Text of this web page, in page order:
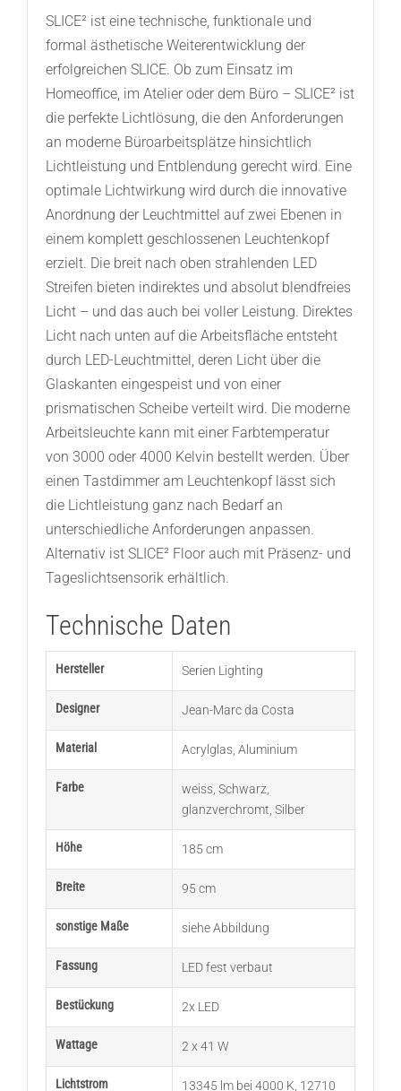
SLICE² ist eine technische, funktionale und
formal ästhetische Weiterentwicklung der
erfolgreichen SLICE. Ob zum Einsatz im
Homeoffice, im Atelier oder dem Büro – SLICE² ist
die perfekte Lichtlösung, die den Anforderungen
an moderne Büroarbeitsplätze hinsichtlich
Lichtleistung und Entblendung gerecht wird. Eine
optimale Lichtwirkung wird durch die innovative
Anordnung der Leuchtmittel auf zwei Ebenen in
einem komplett geschlossenen Leuchtenkopf
erzielt. Die breit nach oben strahlenden LED
Streifen bieten indirektes und absolut blendfreies
Licht – und das auch bei voller Leistung. Direktes
Licht nach unten auf die Arbeitsfläche entsteht
durch LED-Leuchtmittel, deren Licht über die
Glaskanten eingespeist und von einer
prismatischen Scheibe verteilt wird. Die moderne
Arbeitsleuchte kann mit einer Farbtemperatur
von 3000 oder 4000 Kelvin bestellt werden. Über
einen Tastdimmer am Leuchtenkopf lässt sich
die Lichtleistung ganz nach Bedarf an
unterschiedliche Anforderungen anpassen.
Alternativ ist SLICE² Floor auch mit Präsenz- und
Tageslichtsensorik erhältlich.
Technische Daten
Hersteller Serien Lighting
Designer Jean-Marc da Costa
Material Acrylglas, Aluminium
Farbe weiss, Schwarz
glanzverchromt Silber
Höhe 185 cm
Breite 95 cm
sonstige Maße siehe Abbildung
Fassung LED fest verbaut
Bestückung 2x LED
Wattage 2 x 41 W
Lichtstrom 13345 lm bei 4000 K 12710